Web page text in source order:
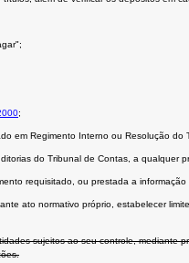
;
em Regimento Interno ou Resolução do
do Tribunal de Contas, a qualquer
requisitado, ou prestada a
ato normativo próprio, estabelecer
sujeitos ao seu controle,